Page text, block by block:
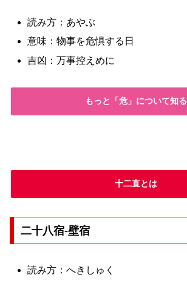
読み方：あやぶ
意味：物事を危惧する日
吉凶：万事控えめに
もっと「危」について知る
十二直とは
二十八宿-壁宿
読み方：へきしゅく